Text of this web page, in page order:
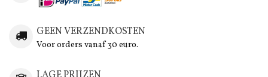
GEEN VERZENDKOSTEN
Voor orders vanaf 30 euro.